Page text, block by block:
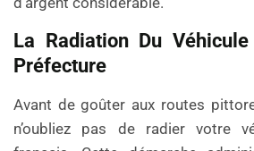
La Radiation Du
Préfecture
Avant de goûter aux routes
n’oubliez pas de radier votre